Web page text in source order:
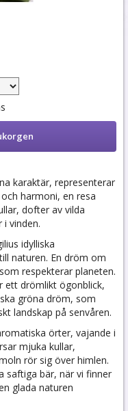
karaktär, representerar
harmoni, en resa
dofter av vilda
vinden.
idylliska
naturen. En dröm om
respekterar planeten.
ett drömlikt ögonblick,
gröna dröm, som
landskap på senvåren.
örter, vajande i
mjuka kullar,
rör sig över himlen.
saftiga bär, när vi finner
glada naturen